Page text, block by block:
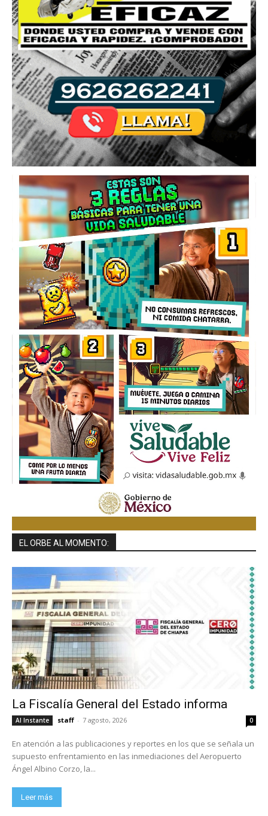
EL ORBE AL MOMENTO:
La Fiscalía General del Estado informa
Al Instante staff - 7 agosto, 2026 0
En atención a las publicaciones y reportes en los que se señala un
supuesto enfrentamiento en las inmediaciones del Aeropuerto
Ángel Albino Corzo, la...
Leer más